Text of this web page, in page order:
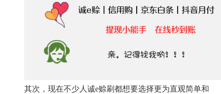
其次，现在不少人诚e赊刷都想要选择更为直观简单和